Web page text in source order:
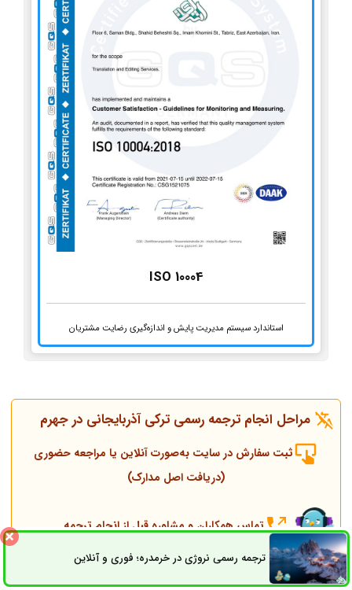
ISO 10004
استاندارد سیستم مدیریت پایش و اندازه‌گیری رضایت مشتریان
مراحل انجام ترجمه رسمی ترکی آذربایجانی در جهرم
ثبت سفارش در سایت به‌صورت آنلاین یا مراجعه حضوری
(دریافت اصل مدارک)
تماس همکاران و مشاوره قبل از انجام ترجمه
ترجمه رسمی نروژی در خرمدره؛ فوری و آنلاینثبت سفارش راه های ارتباطی